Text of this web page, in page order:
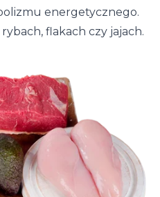
energetycznego.
flakach czy jajach.